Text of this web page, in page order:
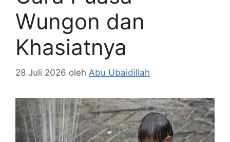
Wungon dan
Khasiatnya
28 Juli 2026 oleh Abu Ubaidillah